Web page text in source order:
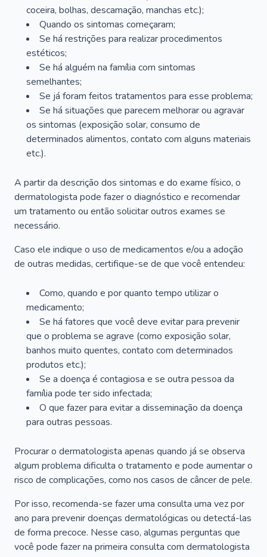
coceira, bolhas, descamação, manchas etc.);
Quando os sintomas começaram;
Se há restrições para realizar procedimentos
estéticos;
Se há alguém na família com sintomas
semelhantes;
Se já foram feitos tratamentos para esse problema;
Se há situações que parecem melhorar ou agravar
os sintomas (exposição solar, consumo de
determinados alimentos, contato com alguns materiais
etc.).
A partir da descrição dos sintomas e do exame físico, o
dermatologista pode fazer o diagnóstico e recomendar
um tratamento ou então solicitar outros exames se
necessário.
Caso ele indique o uso de medicamentos e/ou a adoção
de outras medidas, certifique-se de que você entendeu:
Como, quando e por quanto tempo utilizar o
medicamento;
Se há fatores que você deve evitar para prevenir
que o problema se agrave (como exposição solar,
banhos muito quentes, contato com determinados
produtos etc.);
Se a doença é contagiosa e se outra pessoa da
família pode ter sido infectada;
O que fazer para evitar a disseminação da doença
para outras pessoas.
Procurar o dermatologista apenas quando já se observa
algum problema dificulta o tratamento e pode aumentar o
risco de complicações, como nos casos de câncer de pele.
Por isso, recomenda-se fazer uma consulta uma vez por
ano para prevenir doenças dermatológicas ou detectá-las
de forma precoce. Nesse caso, algumas perguntas que
você pode fazer na primeira consulta com dermatologista